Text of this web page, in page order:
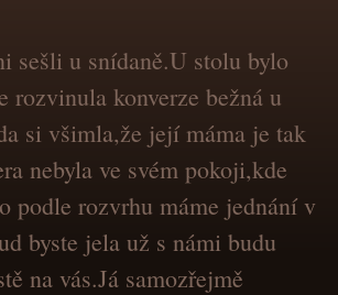
sešli u snídaně.U stolu bylo
rozvinula konverze bežná u
si všimla,že její máma je tak
nebyla ve svém pokoji,kde
podle rozvrhu máme jednání v
byste jela už s námi budu
na vás.Já samozřejmě